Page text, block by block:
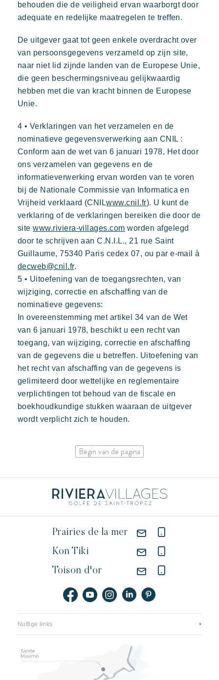
behouden die de veiligheid ervan waarborgt door
adequate en redelijke maatregelen te treffen.
De uitgever gaat tot geen enkele overdracht over
van persoonsgegevens verzameld op zijn site,
naar niet lid zijnde landen van de Europese Unie,
die geen beschermingsniveau gelijkwaardig
hebben met die van kracht binnen de Europese
Unie.
4 • Verklaringen van het verzamelen en de
nominatieve gegevensverwerking aan CNIL :
Conform aan de wet van 6 januari 1978, Het door
ons verzamelen van gegevens en de
informatieverwerking ervan worden van te voren
bij de Nationale Commissie van Informatica en
Vrijheid verklaard (CNILwww.cnil.fr). U kunt de
verklaring of de verklaringen bereiken die door de
sitewww.riviera-villages.com worden afgelegd
door te schrijven aan C.N.I.L., 21 rue Saint
Guillaume, 75340 Paris cedex 07, ou par e-mail à
decweb@cnil.fr.
5 • Uitoefening van de toegangsrechten, van
wijziging, correctie en afschaffing van de
nominatieve gegevens:
In overeenstemming met artikel 34 van de Wet
van 6 januari 1978, beschikt u een recht van
toegang, van wijziging, correctie en afschaffing
van de gegevens die u betreffen. Uitoefening van
het recht van afschaffing van de gegevens is
gelimiteerd door wettelijke en reglementaire
verplichtingen tot behoud van de fiscale en
boekhoudkundige stukken waaraan de uitgever
wordt verplicht zich te houden.
Begin van de pagina
Prairies de la mer
Kon Tiki
Toison d'or
Nuttige links
Vacatures